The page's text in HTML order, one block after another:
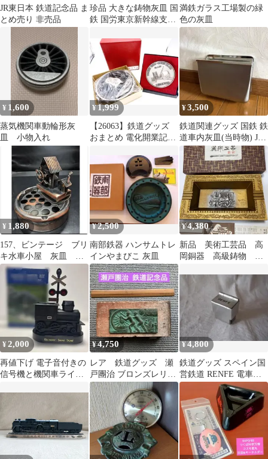
JR東日本 鉄道記念品 ま
とめ売り 非売品
珍品 大きな鋳物灰皿 国
鉄 国労東京新幹線支部
満鉄ガラス工場製の緑
色の灰皿
¥ 1,600
蒸気機関車動輪形灰
皿 小物入れ
¥1,999
【26063】鉄道グッズ
おまとめ 電化開業記念
¥3,500
鉄道関連グッズ 国鉄 鉄
道車内灰皿(当時物) JR
電車 ①
¥ 1,880
157、ビンテージ ブリ
キ水車小屋 灰皿 ア
ンティーク
¥2,500
南部鉄器 ハンサムトレ
インやまびこ 灰皿
¥4,380
新品 美術工芸品 高
岡銅器 高級鋳物 蒸
物 箱入り
¥2,000
再値下げ 電子音付きの
信号機と機関車ライタ
¥4,750
レア 鉄道グッズ 瀬
戸團治 ブロンズレリー
フ 国鉄長野工場 栗田
分所 廃止記念
¥4,800
鉄道グッズ スペイン国
営鉄道 RENFE 電車ア
ルミ灰皿 鉄道部品
/K421